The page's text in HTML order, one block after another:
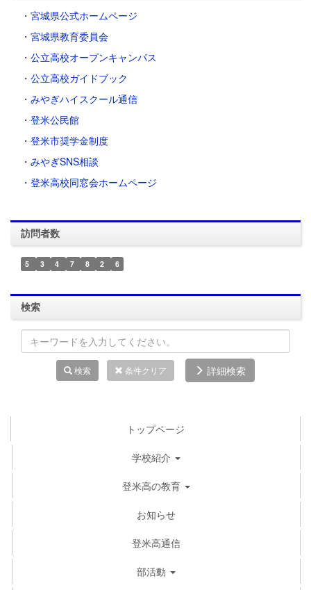
・ 宮城県公式ホームページ
・ 宮城県教育委員会
・ 公立高校オープンキャンパス
・ 公立高校ガイドブック
・ みやぎハイスクール通信
・ 登米公民館
・ 登米市奨学金制度
・ みやぎSNS相談
・登米高校同窓会ホームページ
訪問者数
5 3 4 7 8 2 6
検索
検索 条件クリア 詳細検索
トップページ
学校紹介
登米高の教育
お知らせ
登米高通信
部活動